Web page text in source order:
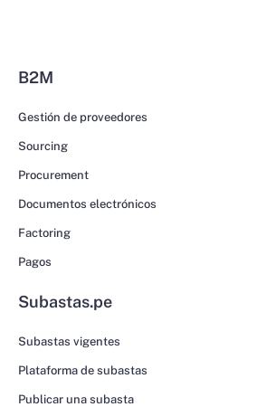
B2M
Gestión de proveedores
Sourcing
Procurement
Documentos electrónicos
Factoring
Pagos
Subastas.pe
Subastas vigentes
Plataforma de subastas
Publicar una subasta